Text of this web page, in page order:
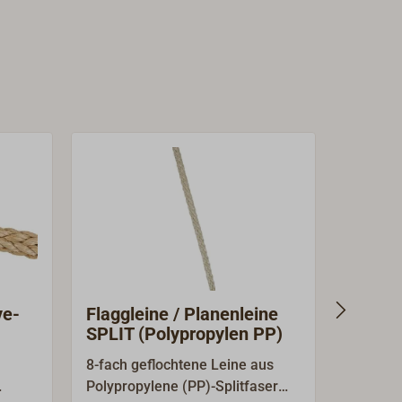
Flaggleine / Planenleine
SPLIT (Polypropylen PP)
8-fach geflochtene Leine aus
Polypropylene (PP)-Splitfaser